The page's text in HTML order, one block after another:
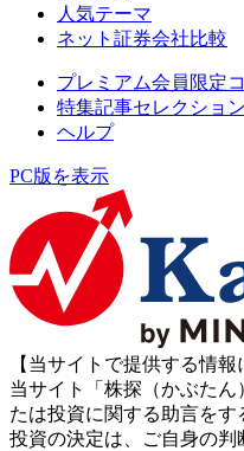
人気テーマ
ネット証券会社比較
プレミアム会員限定
特集記事セレクション
ヘルプ
PC版を表示
【当サイトで提供する情報
当サイト「株探（かぶたん
たは投資に関する助言をす
投資の決定は、ご自身の